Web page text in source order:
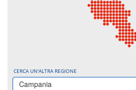
CERCA UN'ALTRA REGIONE
Campania